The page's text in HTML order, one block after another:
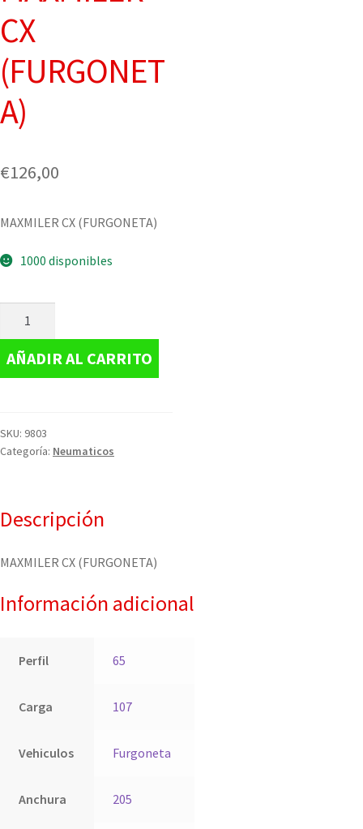
CX
(FURGONET
A)
€126,00
MAXMILER CX (FURGONETA)
1000 disponibles
AÑADIR AL CARRITO
SKU: 9803
Categoría: Neumaticos
Descripción
MAXMILER CX (FURGONETA)
Información adicional
Perfil 65
Carga 107
Vehiculos Furgoneta
Anchura 205